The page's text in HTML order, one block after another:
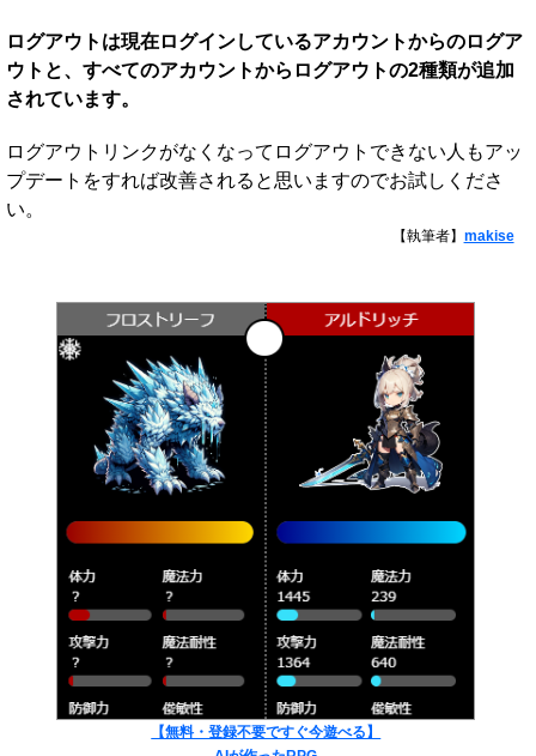
ログアウトは現在ログインしているアカウントからのログア
ウトと、すべてのアカウントからログアウトの2種類が追加
されています。
ログアウトリンクがなくなってログアウトできない人もアッ
プデートをすれば改善されると思いますのでお試しくださ
い。
【執筆者】 makise
【無料・登録不要ですぐ今遊べる】